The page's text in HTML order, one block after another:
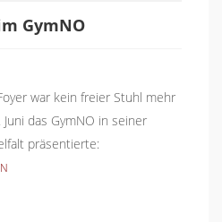
GymNO
war kein freier Stuhl mehr
das GymNO in seiner
präsentierte: